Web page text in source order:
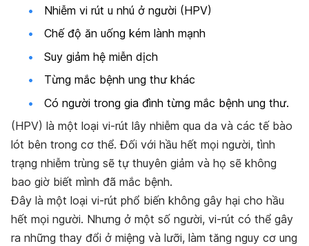
Nhiễm vi rút u nhú ở người (HPV)
Chế độ ăn uống kém lành mạnh
Suy giảm hệ miễn dịch
Từng mắc bệnh ung thư khác
Có người trong gia đình từng mắc bệnh ung thư.
(HPV) là một loại vi-rút lây nhiễm qua da và các tế bào
lót bên trong cơ thể. Đối với hầu hết mọi người, tình
trạng nhiễm trùng sẽ tự thuyên giảm và họ sẽ không
bao giờ biết mình đã mắc bệnh.
Đây là một loại vi-rút phổ biến không gây hại cho hầu
hết mọi người. Nhưng ở một số người, vi-rút có thể gây
ra những thay đổi ở miệng và lưỡi, làm tăng nguy cơ ung